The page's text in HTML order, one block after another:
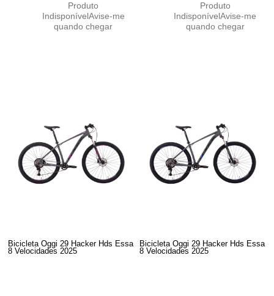
Produto
IndisponívelAvise-me
quando chegar
Produto
IndisponívelAvise-me
quando chegar
Bicicleta Oggi 29 Hacker Hds Essa
8 Velocidades 2025
Bicicleta Oggi 29 Hacker Hds Essa
8 Velocidades 2025